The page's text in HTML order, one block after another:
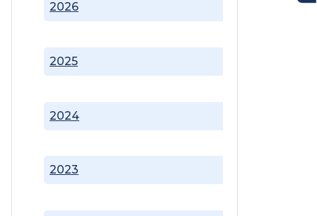
2023
2024
2025
2026